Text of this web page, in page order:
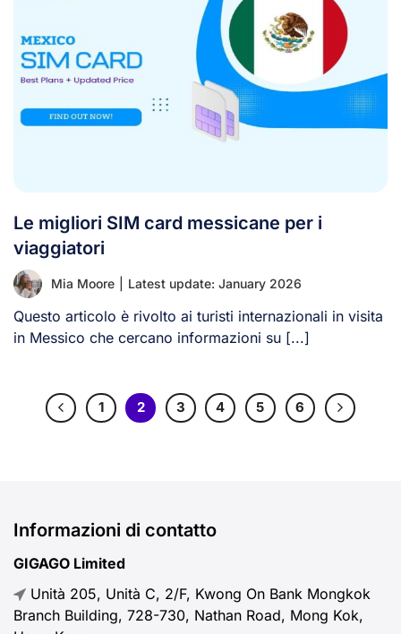
Le migliori SIM card messicane per i
viaggiatori
Mia Moore Latest update: January 2026
Questo articolo è rivolto ai turisti internazionali in visita
in Messico che cercano informazioni su [...]
1 2 3 4 5 6
Informazioni di contatto
GIGAGO Limited
Unità 205, Unità C, 2/F, Kwong On Bank Mongkok
Branch Building, 728-730, Nathan Road, Mong Kok,